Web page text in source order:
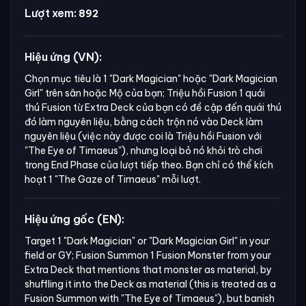
Lượt xem: 892
Hiệu ứng (VN):
Chọn mục tiêu là 1 "Dark Magician"hoặc "Dark Magician
Girl" trên sân hoặc Mộ của bạn; Triệu hồi Fusion 1 quái
thú Fusion từ Extra Deck của bạn có đề cập đến quái thú
đó làm nguyên liệu, bằng cách trộn nó vào Deck làm
nguyên liệu (việc này được coi là Triệu hồi Fusion với
"The Eye of Timaeus"), nhưng loại bỏ nó khỏi trò chơi
trong End Phase của lượt tiếp theo. Bạn chỉ có thể kích
hoạt 1 "The Gaze of Timaeus"mỗi lượt.
Hiệu ứng gốc (EN):
Target 1 "Dark Magician" or "Dark Magician Girl" in your
field or GY; Fusion Summon 1 Fusion Monster from your
Extra Deck that mentions that monster as material, by
shuffling it into the Deck as material (this is treated as a
Fusion Summon with "The Eye of Timaeus"), but banish